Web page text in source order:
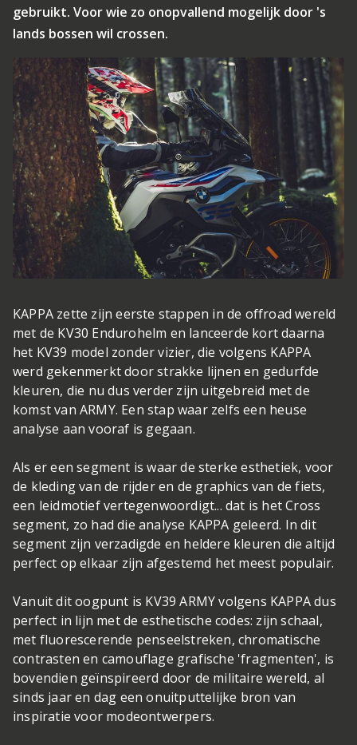
gebruikt. Voor wie zo onopvallend mogelijk door 's
lands bossen wil crossen.
KAPPA zette zijn eerste stappen in de offroad wereld
met de KV30 Endurohelm en lanceerde kort daarna
het KV39 model zonder vizier, die volgens KAPPA
werd gekenmerkt door strakke lijnen en gedurfde
kleuren, die nu dus verder zijn uitgebreid met de
komst van ARMY. Een stap waar zelfs een heuse
analyse aan vooraf is gegaan.
Als er een segment is waar de sterke esthetiek, voor
de kleding van de rijder en de graphics van de fiets,
een leidmotief vertegenwoordigt... dat is het Cross
segment, zo had die analyse KAPPA geleerd. In dit
segment zijn verzadigde en heldere kleuren die altijd
perfect op elkaar zijn afgestemd het meest populair.
Vanuit dit oogpunt is KV39 ARMY volgens KAPPA dus
perfect in lijn met de esthetische codes: zijn schaal,
met fluorescerende penseelstreken, chromatische
contrasten en camouflage grafische 'fragmenten', is
bovendien geïnspireerd door de militaire wereld, al
sinds jaar en dag een onuitputtelijke bron van
inspiratie voor modeontwerpers.